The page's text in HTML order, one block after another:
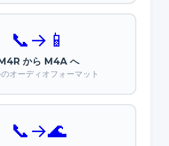
📞 → 📱
から M4A へ
オーディオフォーマット
📞 →🌊